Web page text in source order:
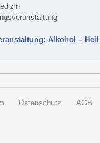
Alkohol –
Datenschutz AGB